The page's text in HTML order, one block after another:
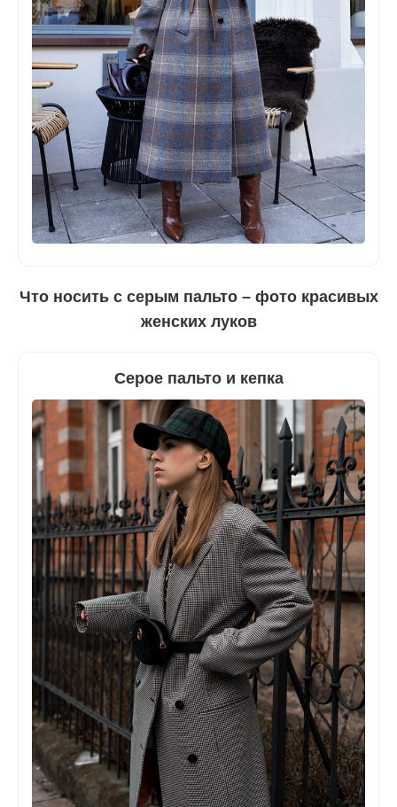
Что носить с серым пальто – фото красивых
женских луков
Серое пальто и кепка